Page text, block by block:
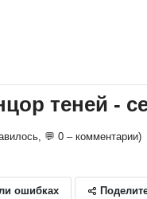
теней -
💬 0 – комментарии)
ошибках